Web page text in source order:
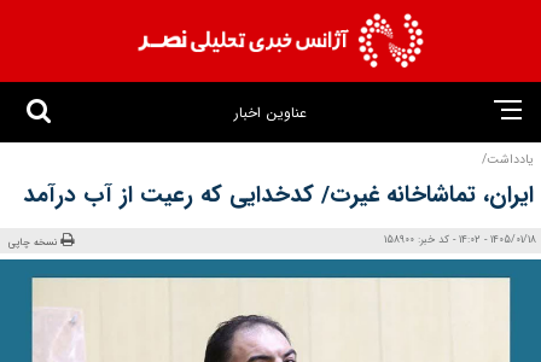
عناوین اخبار
یادداشت/
ایران، تماشاخانه غیرت/ کدخدایی که رعیت از آب درآمد
1405/01/18 - 14:02 - کد خبر: 158900 نسخه چاپی